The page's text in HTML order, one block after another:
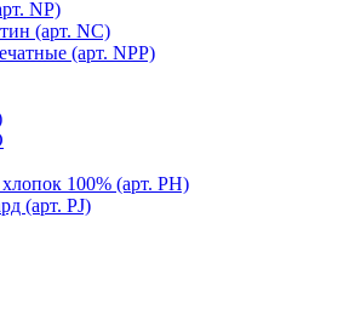
NP)
(арт. NC)
(арт. NPP)
100% (арт. PH)
(арт. PJ)